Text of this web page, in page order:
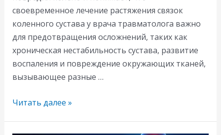
своевременное лечение растяжения связок
коленного сустава у врача травматолога важно
для предотвращения осложнений, таких как
хроническая нестабильность сустава, развитие
воспаления и повреждение окружающих тканей,
вызывающее разные …
Растяжение
Читать далее »